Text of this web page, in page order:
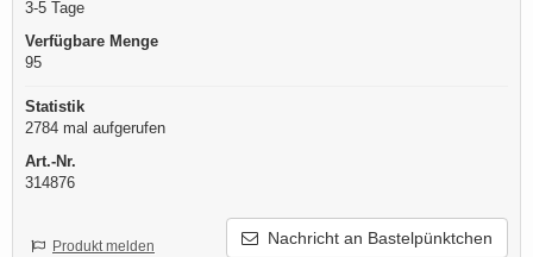
3-5 Tage
Verfügbare Menge
95
Statistik
2784 mal aufgerufen
Art.-Nr.
314876
Nachricht an Bastelpünktchen
Produkt melden